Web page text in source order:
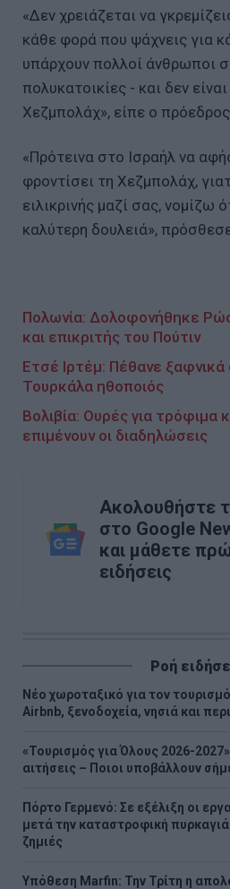
«Δεν χρειάζεται να
κάθε φορά που ψάχνεις για
υπάρχουν πολλοί άνθρωποι
πολυκατοικίες - και δεν
Χεζμπολάχ», είπε ο
«Πρότεινα στο Ισραήλ να
φροντίσει τη Χεζμπολάχ,
ειλικρινής μαζί σας, νομίζω
καλύτερη δουλειά»,
Πολωνία: Δολοφονήθηκε
και επικριτής του Πούτιν
Ετσέ Ιρτέμ: Πέθανε
Τουρκάλα ηθοποιός
Βολιβία: Ουρές για τρόφιμα
επιμένουν οι διαδηλώσεις
Ακολουθήστε
στο Google
και μάθετε
ειδήσεις
Ροή
Νέο χωροταξικό για τον
Airbnb, ξενοδοχεία, νησιά και
«Τουρισμός για Όλους 2026-
αιτήσεις – Ποιοι υποβάλλουν
Πόρτο Γερμενό: Σε εξέλιξη οι
μετά την καταστροφική
ζημιές
Υπόθεση Marfin: Την Τρίτη η